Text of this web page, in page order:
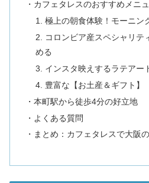
・カフェタレスのおすすめメニ
1. 極上の朝食体験！モーニン
2. コロンビア産スペシャリテ
める
3. インスタ映えするラテアー
4. 豊富な【お土産＆ギフト】
・本町駅から徒歩4分の好立地
・よくある質問
・まとめ：カフェタレスで大阪